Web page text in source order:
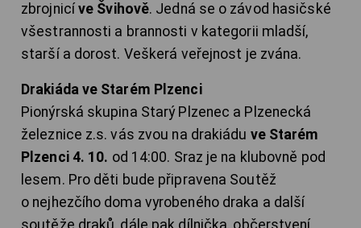
zbrojnicí ve Švihově. Jedná se o závod hasičské
všestrannosti a brannosti v kategorii mladší,
starší a dorost. Veškerá veřejnost je zvána.
Drakiáda ve Starém Plzenci
Pionýrská skupina Starý Plzenec a Plzenecká
železnice z.s. vás zvou na drakiádu ve Starém
Plzenci 4. 10. od 14:00. Sraz je na klubovně pod
lesem. Pro děti bude připravena Soutěž
o nejhezčího doma vyrobeného draka a další